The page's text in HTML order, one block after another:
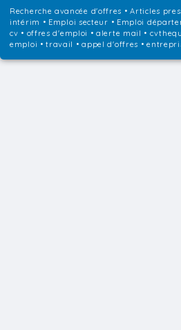
Recherche avancée d'offres •Articles
intérim • Emploi secteur • Emploi
cv • offres d'emploi • alerte mail •
emploi • travail • appel d'offres •